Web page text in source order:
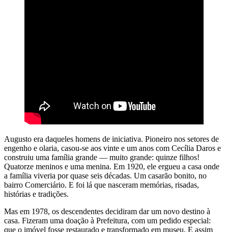
Augusto era daqueles homens de iniciativa. Pioneiro nos setores de
engenho e olaria, casou-se aos vinte e um anos com Cecília Daros e
construiu uma família grande — muito grande: quinze filhos!
Quatorze meninos e uma menina. Em 1920, ele ergueu a casa onde
a família viveria por quase seis décadas. Um casarão bonito, no
bairro Comerciário. E foi lá que nasceram memórias, risadas,
histórias e tradições.
Mas em 1978, os descendentes decidiram dar um novo destino à
casa. Fizeram uma doação à Prefeitura, com um pedido especial:
que o imóvel fosse restaurado e transformado em museu. E assim